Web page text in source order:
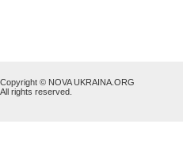
Copyright © NOVA UKRAINA.ORG
All rights reserved.